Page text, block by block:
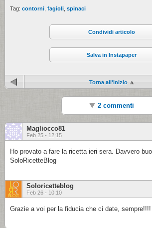
Tag: contorni fagioli spinaci
Condividi articolo
Salva in Instapaper
Torna all'inizio
2 commenti
Magliocco81
Feb 25 - 12:15
Ho provato a fare la ricetta ieri sera. Davvero
SoloRicetteBlog
Soloricetteblog
Feb 26 - 10:10
Grazie a voi per la fiducia che ci date, sempre!!!!